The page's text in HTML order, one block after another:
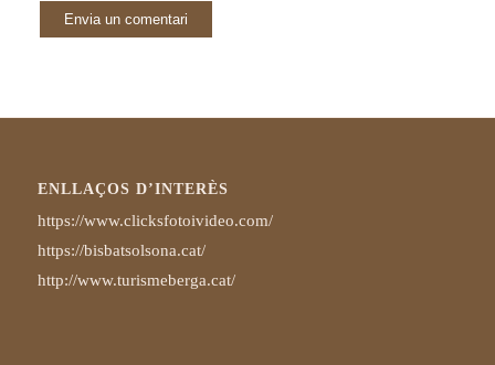
ENLLAÇOS D’INTERÈS
https://www.clicksfotoivideo.com/
https://bisbatsolsona.cat/
http://www.turismeberga.cat/